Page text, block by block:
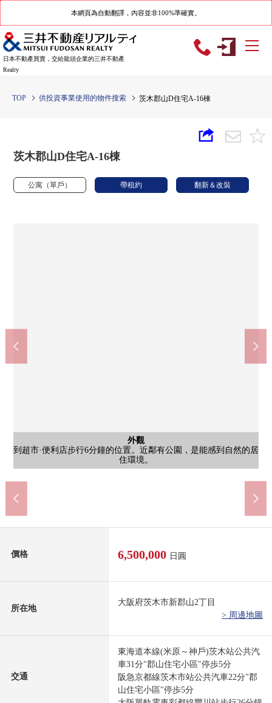
本網頁為自動翻譯，內容並非100%準確實。
日本不動產買賣，交給龍頭企業的三井不動產
Realty
TOP 供投資事業使用的物件搜索 茨木郡山D住宅A-16棟
茨木郡山D住宅A-16棟
公寓（單戶） 帶租約 翻新＆改裝
外觀
到超市·便利店步行6分鐘的位置。近鄰有公園，是能感到自然的居
住環境。
外觀
是地上5層樓鋼筋混凝土結構的Mansion。大阪單軌電車彩都線"豐
川站"步行26分鐘的交通指南。
外觀
是帶租約房屋。一定如感興趣,歡迎請隨時聯繫我們。
外觀
鋼筋混凝土造地上5階建Mansion。該當住戸位於5樓部分頂樓。通
風、陽光良好度。
外觀
是地上5層的Mansion。如果到超市步行6分鐘，并且到小學步行6
分鐘是育兒家庭容易渡過的居住環境。
外觀
是室內一部分新翻修。翻新內容：2023年1月Cross，地板張替、廚
房，洗臉，廁所，門交換
共有部分
[垃圾堆放處]始自於動物的受害，垃圾的流出，不用擔心高湯。為
能確保透氣性甚至衛生面放心。
共有部分
[腳踏車停放處]是Mansion用地裡面的腳踏車停放處。不因為從屬
於屋頂所以被暴露於風雨而能要保管。
停車場
[停車場]是用地裡面的Mansion專用的停車場。請詢問詳細。
其他
為在前面道路，人行道被維修保養放心，可以享受散步。
茨木市立郡山小學(約410m)
步行6分鐘。
茨木市立豐川中學(約1420m)
步行18分鐘。
食彩市場郡山(約420m)
步行6分鐘。
茨木郡山郵局(約440m)
步行6分鐘。
楸野醫院(約350m)
步行5分鐘。
AL . PLAZA茨木(約2160m)
步行27分鐘。
價格 6,500,000 日圓
所在地
大阪府茨木市新郡山2丁目
> 周邊地圖
交通
東海道本線(米原～神戶)茨木站公共汽
車31分"郡山住宅小區"停歩5分
阪急京都線茨木市站公共汽車22分"郡
山住宅小區"停歩5分